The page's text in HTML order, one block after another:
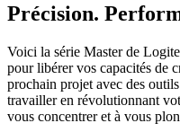
Précision.
Voici la série Master de
pour libérer vos capacités de
prochain projet avec des
travailler en révolutionnant
vous concentrer et à vous